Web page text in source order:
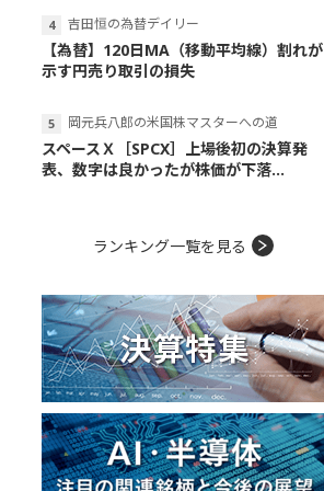
吉田恒の為替デイリー
【為替】120日MA（移動平均線）割れが
示す円売り取引の損失
岡元兵八郎の米国株マスターへの道
スペースＸ［SPCX］上場後初の決算発
表、数字は良かったが株価が下落...
ランキング一覧を見る